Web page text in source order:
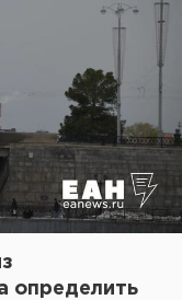
определить